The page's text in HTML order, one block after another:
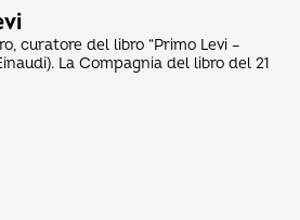
curatore del libro “Primo Levi –
La Compagnia del libro del 21